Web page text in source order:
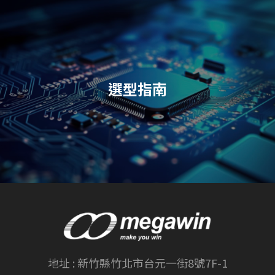
選型指南
地址 : 新竹縣竹北市台元一街8號7F-1